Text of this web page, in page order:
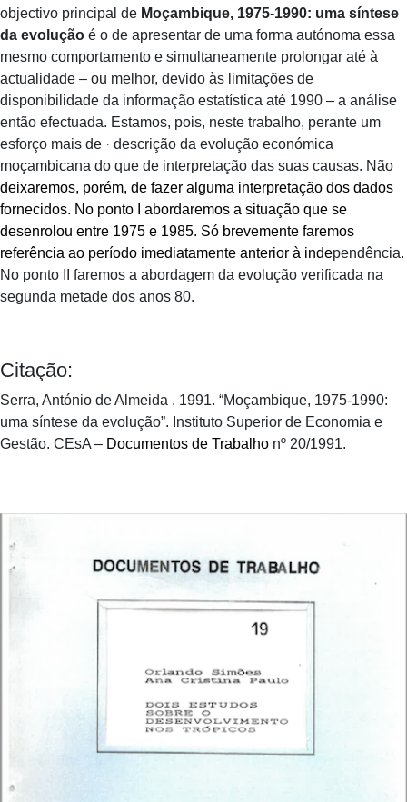
objectivo principal de Moçambique, 1975-1990: uma síntese
da evolução é o de apresentar de uma forma autónoma essa
mesmo comportamento e simultaneamente prolongar até à
actualidade – ou melhor, devido às limitações de
disponibilidade da informação estatística até 1990 – a análise
então efectuada. Estamos, pois, neste trabalho, perante um
esforço mais de · descrição da evolução económica
moçambicana do que de interpretação das suas causas. Não
deixaremos, porém, de fazer alguma interpretação dos dados
fornecidos. No ponto I abordaremos a situação que se
desenrolou entre 1975 e 1985. Só brevemente faremos
referência ao período imediatamente anterior à independência.
No ponto II faremos a abordagem da evolução verificada na
segunda metade dos anos 80.
Citação:
Serra, António de Almeida . 1991. “Moçambique, 1975-1990:
uma síntese da evolução”. Instituto Superior de Economia e
Gestão. CEsA – Documentos de Trabalho nº 20/1991.